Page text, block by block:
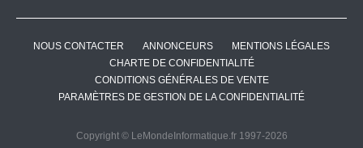
NOUS CONTACTER ANNONCEURS
MENTIONS LÉGALES
CHARTE DE CONFIDENTIALITÉ
CONDITIONS GÉNÉRALES DE VENTE
PARAMÈTRES DE GESTION DE LA CONFIDENTIALITÉ
Copyright © LeMondeInformatique.fr 1997-2026